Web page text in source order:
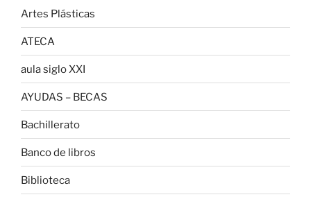
Artes Plásticas
ATECA
aula siglo XXI
AYUDAS – BECAS
Bachillerato
Banco de libros
Biblioteca